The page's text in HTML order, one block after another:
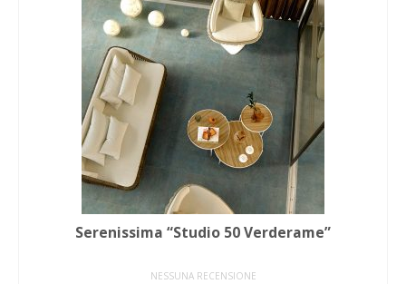
Serenissima “Studio 50 Verderame”
NESSUNA RECENSIONE